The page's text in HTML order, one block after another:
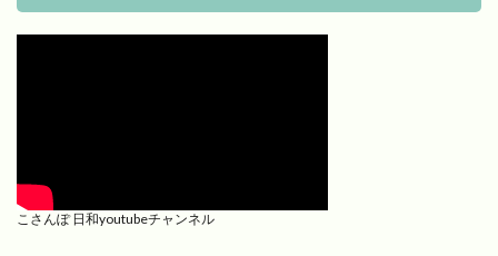
こさんぽ 日和youtubeチャンネル